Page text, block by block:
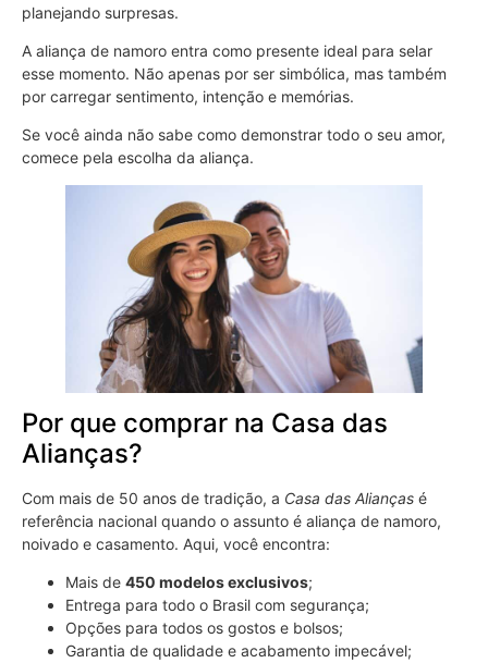
planejando surpresas.
A aliança de namoro entra como presente ideal para selar
esse momento. Não apenas por ser simbólica, mas também
por carregar sentimento, intenção e memórias.
Se você ainda não sabe como demonstrar todo o seu amor,
comece pela escolha da aliança.
Por que comprar na Casa das
Alianças?
Com mais de 50 anos de tradição, a Casa das Alianças é
referência nacional quando o assunto é aliança de namoro,
noivado e casamento. Aqui, você encontra:
Mais de 450 modelos exclusivos;
Entrega para todo o Brasil com segurança;
Opções para todos os gostos e bolsos;
Garantia de qualidade e acabamento impecável;